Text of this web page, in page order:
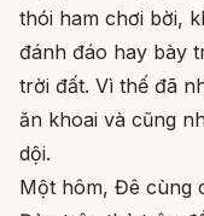
thói ham chơi bời,
đánh đáo hay bày
trời đất. Vì thế đã
ăn khoai và cũng
dội.
Một hôm, Đê cùng